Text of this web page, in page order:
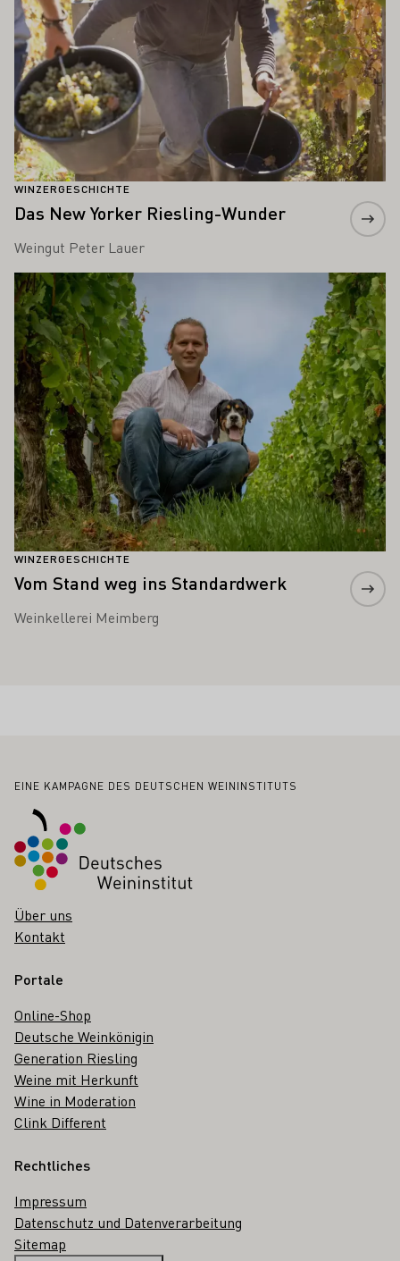
WINZERGESCHICHTE
Das New Yorker Riesling-Wunder
Weingut Peter Lauer
WINZERGESCHICHTE
Vom Stand weg ins Standardwerk
Weinkellerei Meimberg
Mehr erfahren
Fußbereich
EINE KAMPAGNE DES DEUTSCHEN WEININSTITUTS
Über uns
Kontakt
Portale
Online-Shop
Deutsche Weinkönigin
Generation Riesling
Weine mit Herkunft
Wine in Moderation
Clink Different
Rechtliches
Impressum
Datenschutz und Datenverarbeitung
Sitemap